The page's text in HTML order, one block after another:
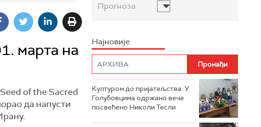
марта на
of the Sacred
да напусти
Прогноза
Најновије
Културом до пријатељства: У
Голубовцима одржано вече
посвећено Николи Тесли